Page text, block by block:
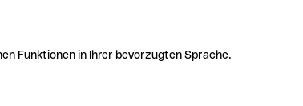
Funktionen in Ihrer bevorzugten Sprache.